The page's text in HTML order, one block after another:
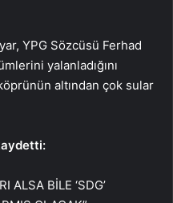
YPG Sözcüsü Ferhad
yalanladığını
altından çok sular
ALSA BİLE ‘SDG’